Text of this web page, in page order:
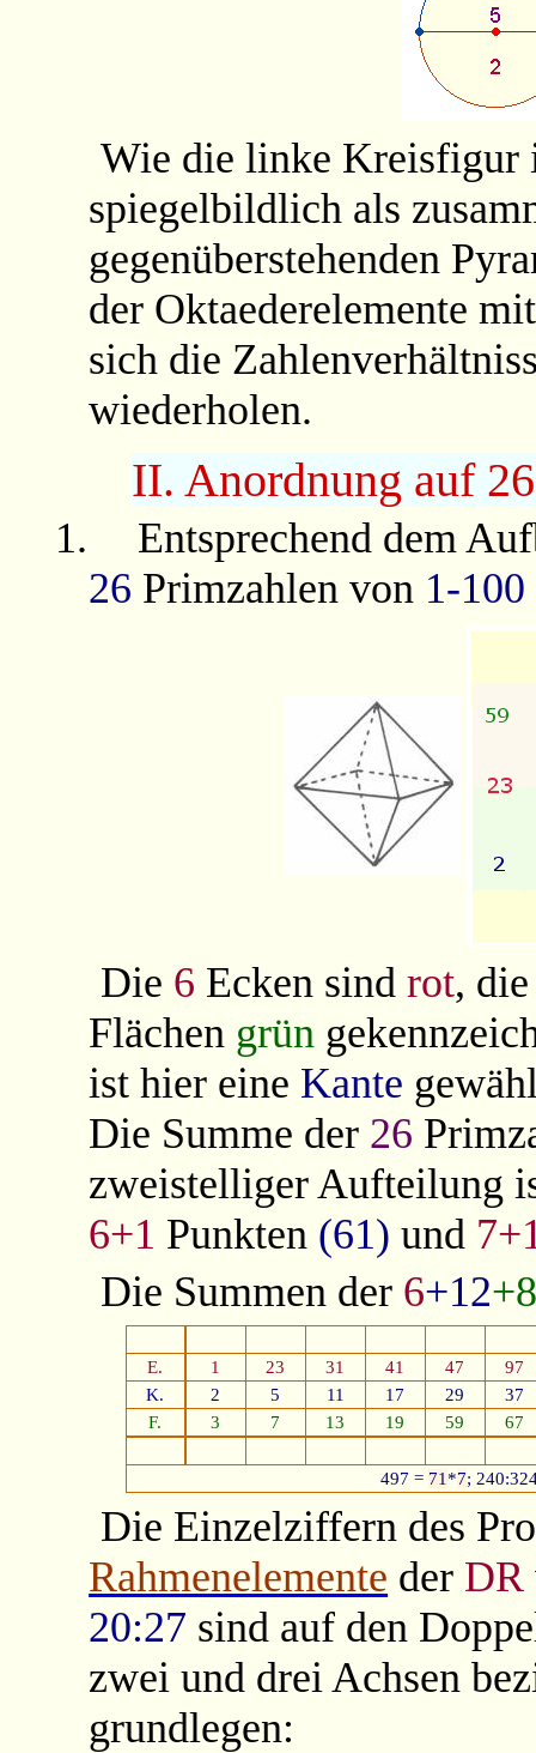
Wie die linke Kreisfigur
spiegelbildlich als
gegenüberstehenden
der Oktaederelemente
sich die
wiederholen.
II. Anordnung auf
1.
Entsprechend dem
26 Primzahlen von 1-100
Die 6 Ecken sind rot,
Flächen grün
ist hier eine Kante
Die Summe der 26
zweistelliger Aufteilung
6+1 Punkten (61) und
Die Summen der 6+12+8
E. 1 23 31 41 47
97
K.
2 5 11 17 29
37
F.
3 7 13 19 59 67
497 = 71 *7;
Die Einzelziffern des
Rahmenelemente der DR
20:27 sind auf den
zwei und drei Achsen
grundlegen: